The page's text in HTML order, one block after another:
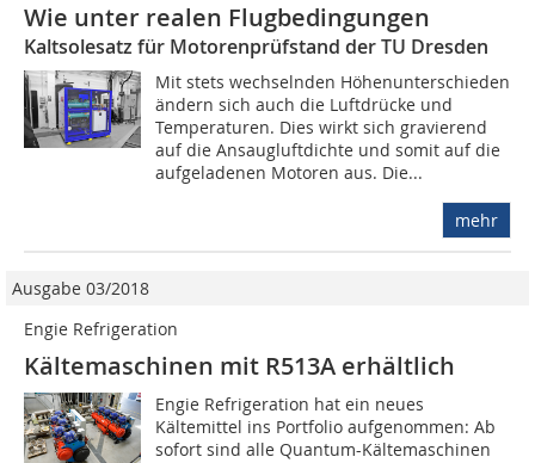
Wie unter realen Flugbedingungen
Kaltsolesatz für Motorenprüfstand der TU Dresden
Mit stets wechselnden Höhenunterschieden
ändern sich auch die Luftdrücke und
Temperaturen. Dies wirkt sich gravierend
auf die Ansaugluftdichte und somit auf die
aufgeladenen Motoren aus. Die...
mehr
Ausgabe 03/2018
Engie Refrigeration
Kältemaschinen mit R513A erhältlich
Engie Refrigeration hat ein neues
Kältemittel ins Portfolio aufgenommen: Ab
sofort sind alle Quantum-Kältemaschinen